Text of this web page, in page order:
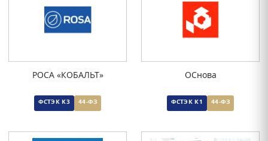
РОСА «КОБАЛЬТ»
ФСТЭК К3 44-ФЗ
ОСнова
ФСТЭК К1 44-ФЗ